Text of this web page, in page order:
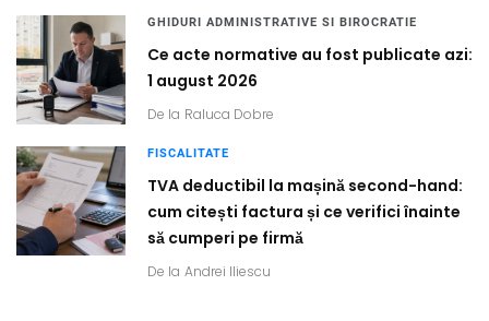
GHIDURI ADMINISTRATIVE SI BIROCRATIE
Ce acte normative au fost publicate azi:
1 august 2026
De la Raluca Dobre
FISCALITATE
TVA deductibil la mașină second-hand:
cum citești factura și ce verifici înainte
să cumperi pe firmă
De la Andrei Iliescu